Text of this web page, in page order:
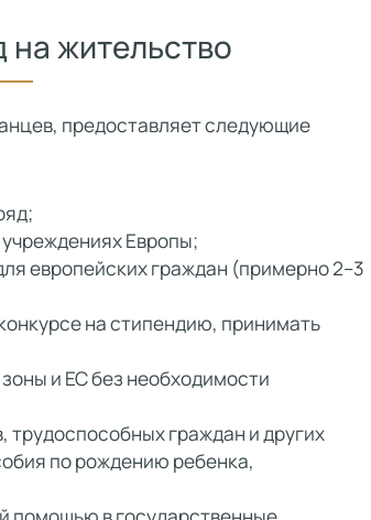
на жительство
предоставляет следующие
Европы;
европейских граждан (примерно 2–3
на стипендию, принимать
и ЕС без необходимости
граждан и других
по рождению ребенка,